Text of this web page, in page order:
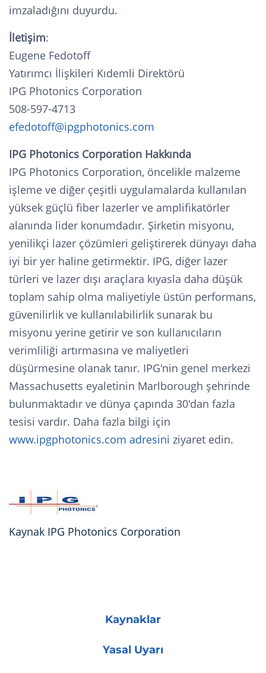
imzaladığını duyurdu.
İletişim:
Eugene Fedotoff
Yatırımcı İlişkileri Kıdemli Direktörü
IPG Photonics Corporation
508-597-4713
efedotoff@ipgphotonics.com
IPG Photonics Corporation Hakkında
IPG Photonics Corporation, öncelikle malzeme
işleme ve diğer çeşitli uygulamalarda kullanılan
yüksek güçlü fiber lazerler ve amplifikatörler
alanında lider konumdadır. Şirketin misyonu,
yenilikçi lazer çözümleri geliştirerek dünyayı daha
iyi bir yer haline getirmektir. IPG, diğer lazer
türleri ve lazer dışı araçlara kıyasla daha düşük
toplam sahip olma maliyetiyle üstün performans,
güvenilirlik ve kullanılabilirlik sunarak bu
misyonu yerine getirir ve son kullanıcıların
verimliliği artırmasına ve maliyetleri
düşürmesine olanak tanır. IPG'nin genel merkezi
Massachusetts eyaletinin Marlborough şehrinde
bulunmaktadır ve dünya çapında 30'dan fazla
tesisi vardır. Daha fazla bilgi için
www.ipgphotonics.com adresini ziyaret edin.
Kaynak IPG Photonics Corporation
Kaynaklar
Yasal Uyarı